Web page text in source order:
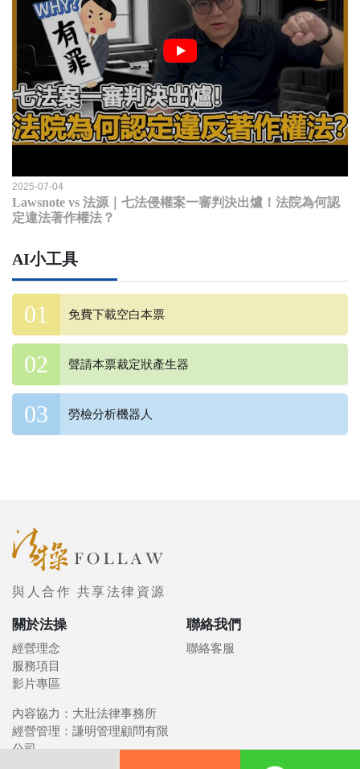
2025-07-04
Lawsnote vs 法源｜七法侵權案一審判決出爐！法院為何認
定違法著作權法？
AI小工具
免費下載空白本票
聲請本票裁定狀產生器
勞檢分析機器人
與人合作 共享法律資源
關於法操
經營理念
服務項目
影片專區
聯絡我們
聯絡客服
內容協力：大壯法律事務所
經營管理：謙明管理顧問有限
公司